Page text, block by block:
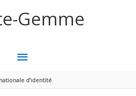
Gemme
MENU
PRINCIPAL
d’identité